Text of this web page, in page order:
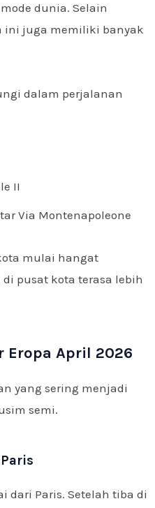
dunia. Selain
ini juga memiliki banyak
dalam perjalanan
II
Via Montenapoleone
mulai hangat
pusat kota terasa lebih
Eropa April 2026
yang sering menjadi
semi.
dari Paris. Setelah tiba di